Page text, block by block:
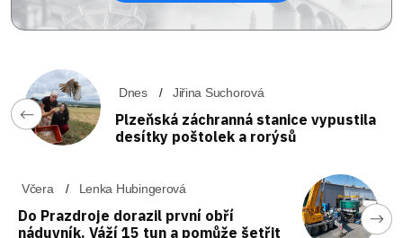
Dnes Jiřina Suchorová
Plzeňská záchranná stanice vypustila
desítky poštolek a rorýsů
Včera Lenka Hubingerová
Do Prazdroje dorazil první obří
náduvník. Váží 15 tun a pomůže šetřit